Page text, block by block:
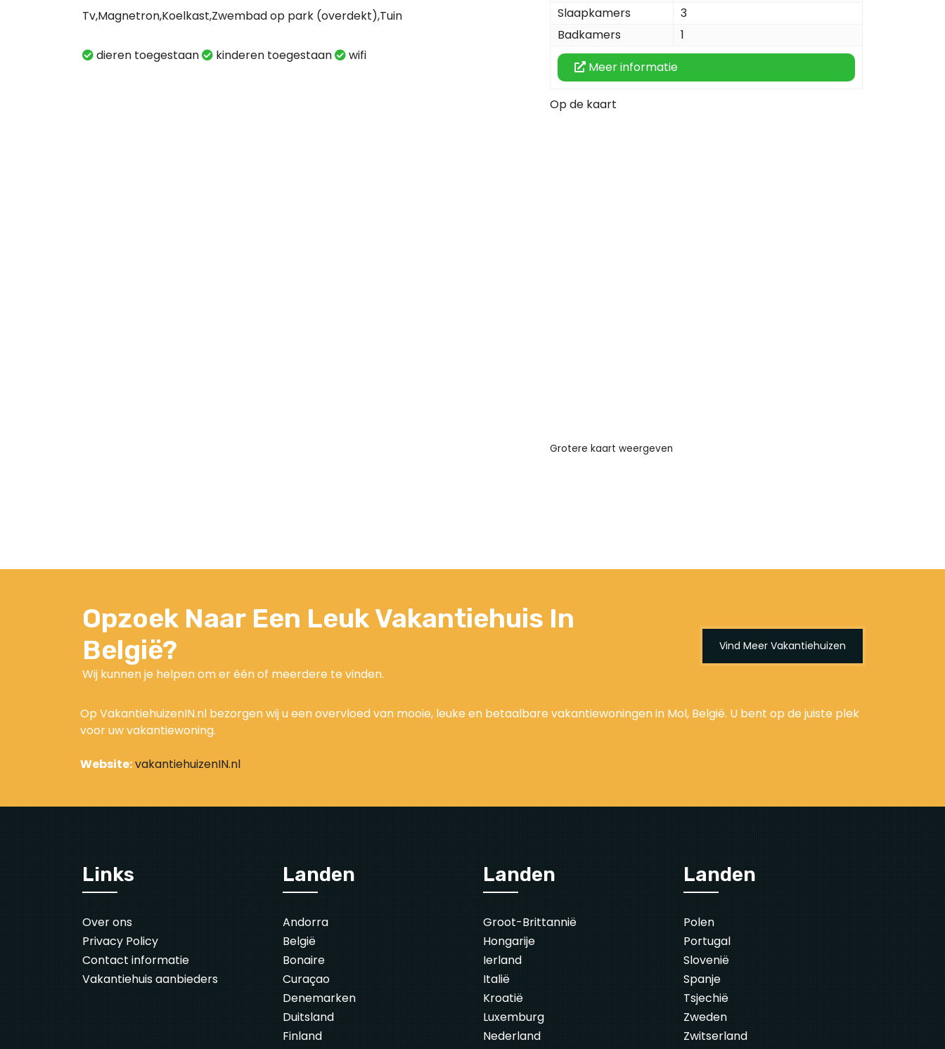
Tv,Magnetron,Koelkast,Zwembad op park (overdekt),Tuin
dieren toegestaan kinderen toegestaan wifi
Slaapkamers
3
Badkamers
1
Meer informatie
Op de kaart
Grotere kaart weergeven
Opzoek Naar Een Leuk Vakantiehuis In
België?
Wij kunnen je helpen om er één of meerdere te vinden.
Vind Meer Vakantiehuizen
Op VakantiehuizenIN.nl bezorgen wij u een overvloed van mooie, leuke en betaalbare vakantiewoningen in Mol, België. U bent op de juiste plek
voor uw vakantiewoning.
Website:vakantiehuizenIN.nl
Links
Over ons
Privacy Policy
Contact informatie
Vakantiehuis aanbieders
Landen
Andorra
België
Bonaire
Curaçao
Denemarken
Duitsland
Finland
Landen
Groot-Brittannië
Hongarije
Ierland
Italië
Kroatië
Luxemburg
Nederland
Landen
Polen
Portugal
Slovenië
Spanje
Tsjechië
Zweden
Zwitserland